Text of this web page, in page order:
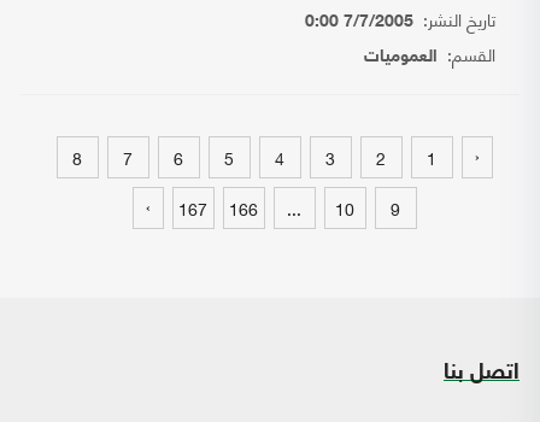
تاريخ النشر: 7/7/2005 0:00
القسم: العموميات
‹
1
2
3
4
5
6
7
8
9
10
...
166
167
›
اتصل بنا